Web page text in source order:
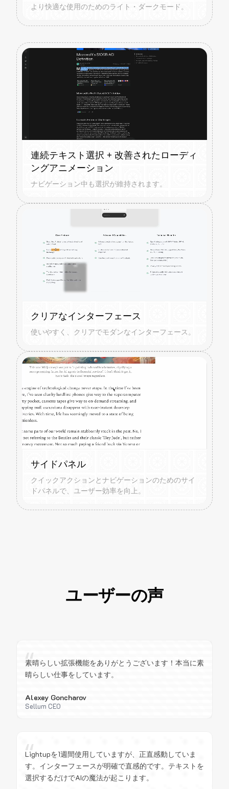
より快適な使用のためのライト・ダークモード。
連続テキスト選択 + 改善されたローディ
ングアニメーション
ナビゲーション中も選択が維持されます。
クリアなインターフェース
使いやすく、クリアでモダンなインターフェース。
サイドパネル
クイックアクションとナビゲーションのためのサイ
ドパネルで、ユーザー効率を向上。
ユーザーの声
“
素晴らしい拡張機能をありがとうございます！本当に素
晴らしい仕事をしています。
Alexey Goncharov
Sellum CEO
“
Lightupを1週間使用していますが、正直感動していま
す。インターフェースが明確で直感的です。テキストを
選択するだけでAIの魔法が起こります。